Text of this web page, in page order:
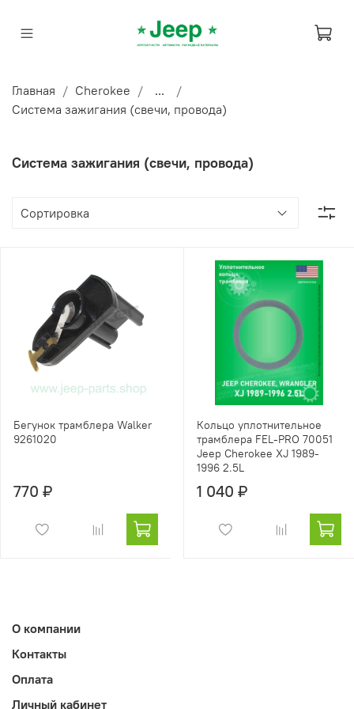
Главная Cherokee
...
Система зажигания (свечи, провода)
Система зажигания (свечи, провода)
Бегунок трамблера Walker
9261020
770 ₽
Кольцо уплотнительное
трамблера FEL-PRO 70051
Jeep Cherokee XJ 1989-
1996 2.5L
1 040 ₽
О компании
Контакты
Оплата
Личный кабинет